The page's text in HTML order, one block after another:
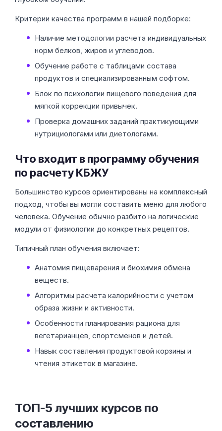
Критерии качества программ в нашей подборке:
Наличие методологии расчета индивидуальных
норм белков, жиров и углеводов.
Обучение работе с таблицами состава
продуктов и специализированным софтом.
Блок по психологии пищевого поведения для
мягкой коррекции привычек.
Проверка домашних заданий практикующими
нутрициологами или диетологами.
Что входит в программу обучения
по расчету КБЖУ
Большинство курсов ориентированы на комплексный
подход, чтобы вы могли составить меню для любого
человека. Обучение обычно разбито на логические
модули от физиологии до конкретных рецептов.
Типичный план обучения включает:
Анатомия пищеварения и биохимия обмена
веществ.
Алгоритмы расчета калорийности с учетом
образа жизни и активности.
Особенности планирования рациона для
вегетарианцев, спортсменов и детей.
Навык составления продуктовой корзины и
чтения этикеток в магазине.
ТОП-5 лучших курсов по
составлению